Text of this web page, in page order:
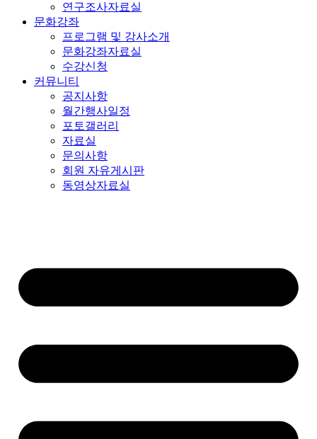
연구조사자료실
문화강좌
프로그램 및 강사소개
문화강좌자료실
수강신청
커뮤니티
공지사항
월간행사일정
포토갤러리
자료실
문의사항
회원 자유게시판
동영상자료실